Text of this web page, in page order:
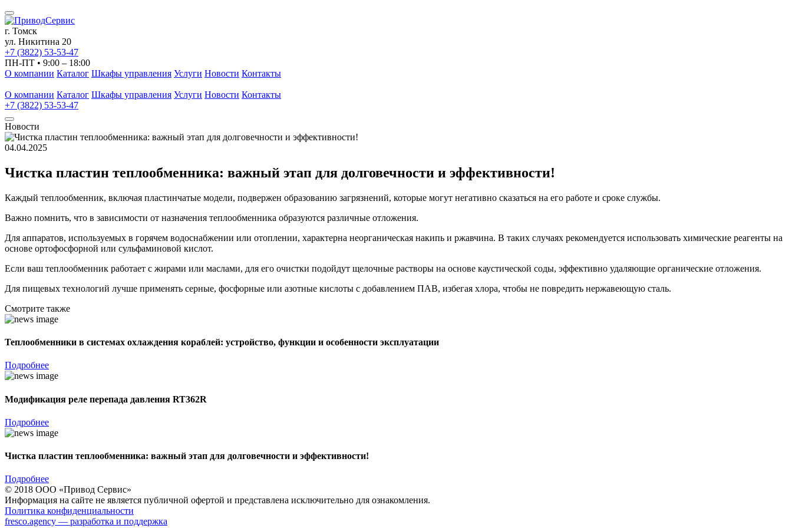
г. Томск
ул. Никитина 20
+7 (3822) 53-53-47
ПН-ПТ • 9:00 – 18:00
О компании Каталог Шкафы управления Услуги Новости Контакты
О компании Каталог Шкафы управления Услуги Новости Контакты
+7 (3822) 53-53-47
Новости
04.04.2025
Чистка пластин теплообменника: важный этап для долговечности и эффективности!
Каждый теплообменник, включая пластинчатые модели, подвержен образованию загрязнений, которые могут негативно сказаться на его работе и сроке службы.
Важно помнить, что в зависимости от назначения теплообменника образуются различные отложения.
Для аппаратов, используемых в горячем водоснабжении или отоплении, характерна неорганическая накипь и ржавчина. В таких случаях рекомендуется использовать химические реагенты на
основе ортофосфорной или сульфаминовой кислот.
Если ваш теплообменник работает с жирами или маслами, для его очистки подойдут щелочные растворы на основе каустической соды, эффективно удаляющие органические отложения.
Для пищевых технологий лучше применять серные, фосфорные или азотные кислоты с добавлением ПАВ, избегая хлора, чтобы не повредить нержавеющую сталь.
Смотрите также
Теплообменники в системах охлаждения кораблей: устройство, функции и особенности эксплуатации
Подробнее
Модификация реле перепада давления RT362R
Подробнее
Чистка пластин теплообменника: важный этап для долговечности и эффективности!
Подробнее
© 2018 ООО «Привод Сервис»
Информация на сайте не является публичной офертой и представлена исключительно для ознакомления.
Политика конфиденциальности
fresco.agency — разработка и поддержка